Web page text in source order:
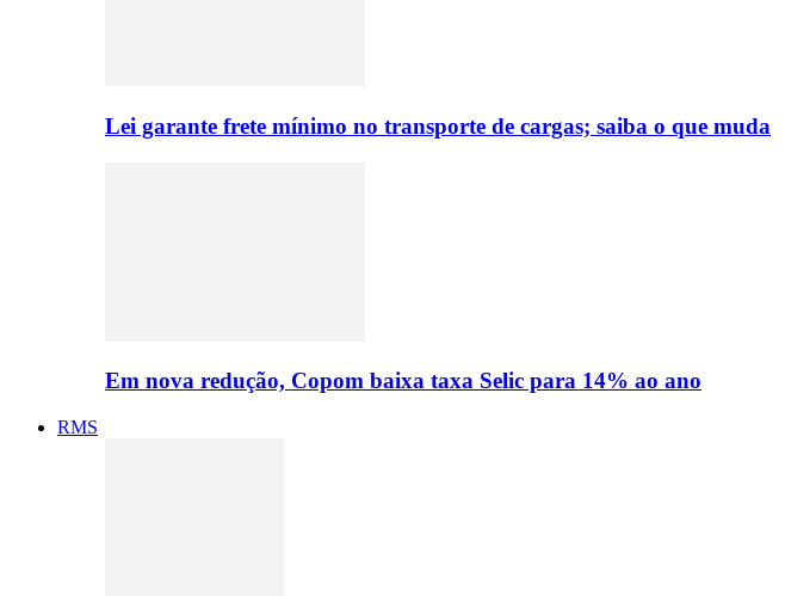
Lei garante frete mínimo no transporte de cargas; saiba o que muda
Em nova redução, Copom baixa taxa Selic para 14% ao ano
RMS